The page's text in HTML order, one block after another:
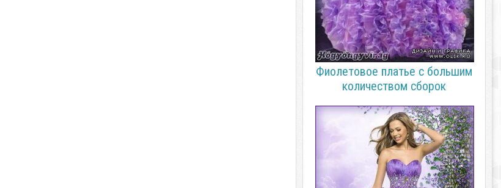
Фиолетовое платье с большим
количеством сборок